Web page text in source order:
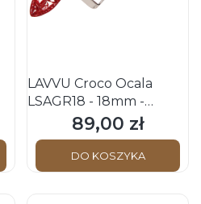
LAVVU Croco Ocala
LSAGR18 - 18mm -
CZERWONY - Skórzany
pasek do zegarka
Cena
89,00 zł
DO KOSZYKA